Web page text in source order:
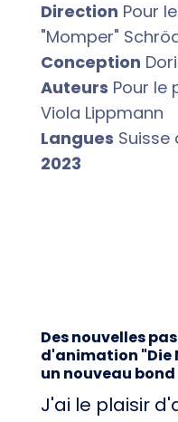
Direction Pour
"Momper"
Conception
Auteurs Pour le
Viola Lippmann
Langues
2023
Des nouvelles
d'animation "Die
un nouveau
J'ai le plaisir